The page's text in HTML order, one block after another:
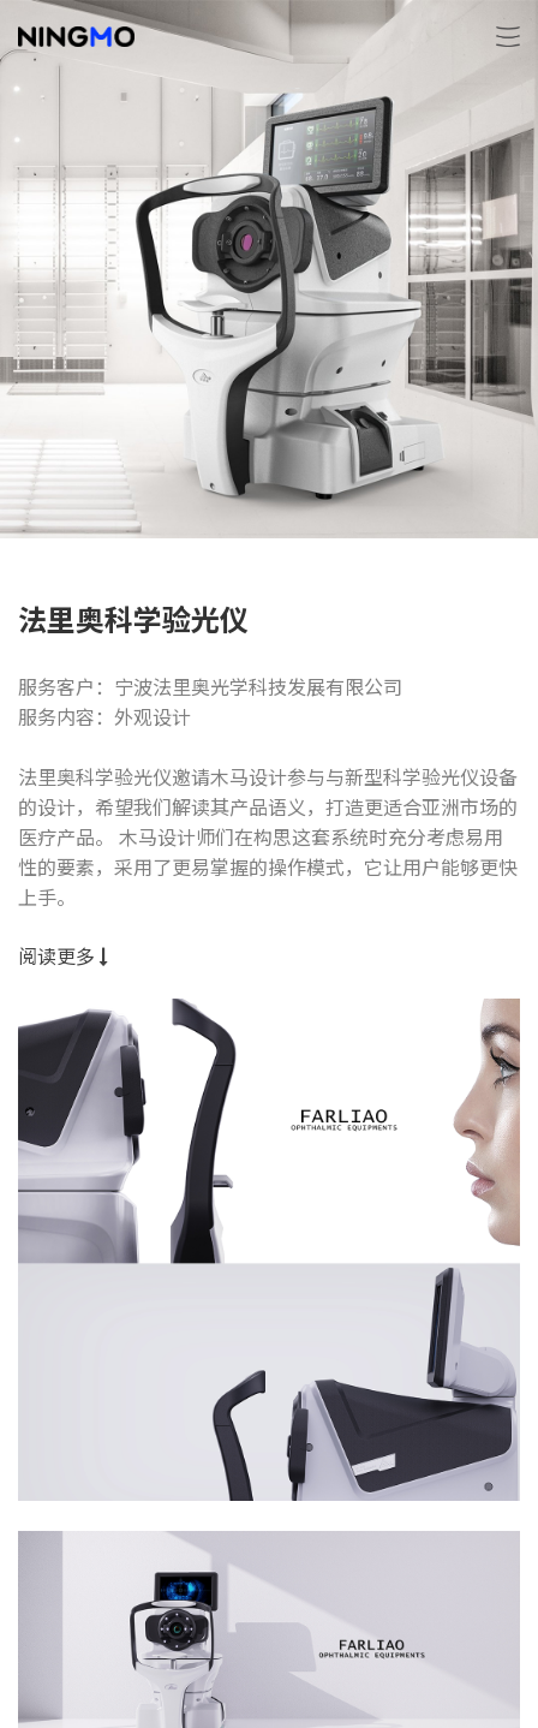
法里奥科学验光仪
服务客户：宁波法里奥光学科技发展有限公司
服务内容：外观设计
法里奥科学验光仪邀请木马设计参与与新型科学验光仪设备
的设计，希望我们解读其产品语义，打造更适合亚洲市场的
医疗产品。 木马设计师们在构思这套系统时充分考虑易用
性的要素，采用了更易掌握的操作模式，它让用户能够更快
上手。
阅读更多